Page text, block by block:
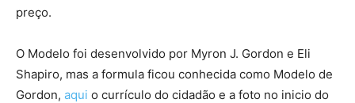
preço.
O Modelo foi desenvolvido por Myron J. Gordon e Eli
Shapiro, mas a formula ficou conhecida como Modelo de
Gordon, aqui o currículo do cidadão e a foto no inicio do